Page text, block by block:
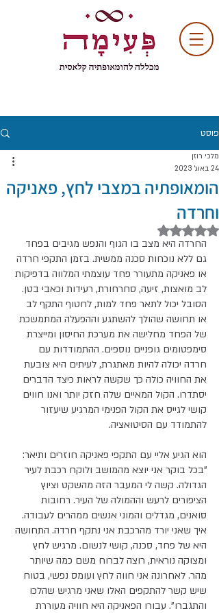
פוסט
הומאופתיה במצבי לחץ, פאניקה
וחרדה
מלכי רוזן
24 באוג׳ 2023
דירוג של NaN מתוך 5 כוכבים
החרדה היא מצב בו הגוף והנפש מגיבים בפחד
גם ללא נוכחות סכנה ממשית. בזמן התקפי חרדה
או פאניקה מתעורר פחד עוצמתי המלווה בדפיקות
לב מואצות, זיעה, סחרחורת, רעידות וכאבי בטן.
הסובל יכול לתאר פחד למות, לחטוף התקף לב
או תחושה שהולך להשתגע וההפעלה המתמשכת
של הפחד מחלישה את מערכת החיסון ומייצרת
סימפטומים גופניים נוספים. ההתמודדות עם
חרדה יכולה להיות מאתגרת, לעיתים היא צובעת
את החוויה כולה כך שקשה לראות כיצד הדברים
יסתדרו. הקול המאיים שלה חזק יותר ואנו חווים
קושי לגייס את הקול הפנימי המרגיע שיעזור
להתמודד עם הסיטואציה.
הוא הגיע אליי עם התקפי פאניקה חוזרים ותיאר:
"בכל בוקר אני יוצא מהמושב ולוקח רכבת לעיר
הגדולה. קשה לי המעבר הזה מהשקט וציוץ
הציפורים לרעש וההמולה של העיר. רחובות
סואנים, מגדלים והמוני אנשים ממהרים לעבודה.
איך שאני יורד מהרכבת אני נתקף חרדה. התחושה
היא של פחד, סכנה, קושי לנשום. מרגיש לחץ
ומצוקה נוראית, רוצה לברוח משם כמה שיותר
מהר. לאחרונה אני חווה לחץ ועומס נפשי, בטוח
שיש קשר להתקפים האלו שאני מרגיש שהלכו
והתגברו". עבורו הפאניקה היא חוויה מעוררת